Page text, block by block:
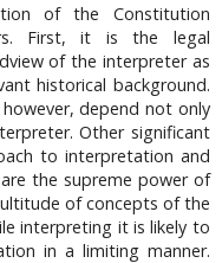
of the Constitution
First, it is the legal
of the interpreter as
historical background.
depend not only
Other significant
to interpretation and
the supreme power of
of concepts of the
interpreting it is likely to
in a limiting manner.